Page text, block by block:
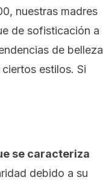
nuestras madres
de sofisticación a
de belleza
estilos. Si
se caracteriza
debido a su